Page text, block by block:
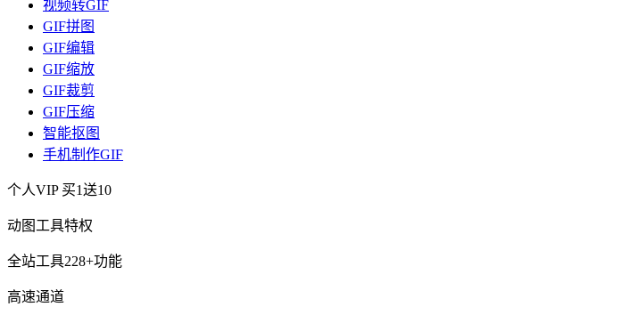
视频转GIF
GIF拼图
GIF编辑
GIF缩放
GIF裁剪
GIF压缩
智能抠图
手机制作GIF
个人VIP 买1送10
动图工具特权
全站工具228+功能
高速通道